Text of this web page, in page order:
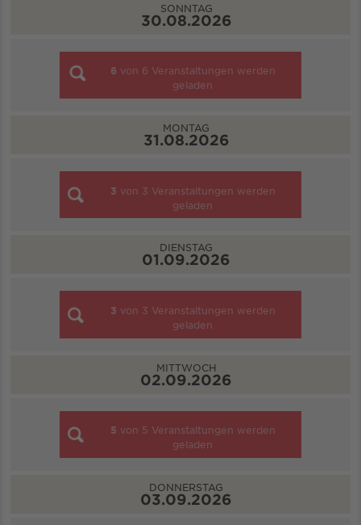
SONNTAG
30.08.2026
6 von 6 Veranstaltungen werden
geladen
MONTAG
31.08.2026
3 von 3 Veranstaltungen werden
geladen
DIENSTAG
01.09.2026
3 von 3 Veranstaltungen werden
geladen
MITTWOCH
02.09.2026
5 von 5 Veranstaltungen werden
geladen
DONNERSTAG
03.09.2026